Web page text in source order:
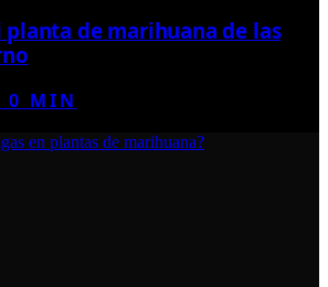
de marihuana de las
0 MIN